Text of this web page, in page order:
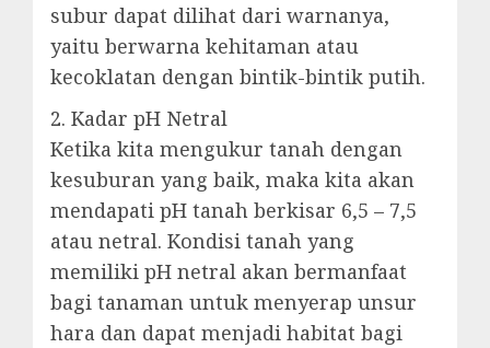
subur dapat dilihat dari warnanya,
yaitu berwarna kehitaman atau
kecoklatan dengan bintik-bintik putih.
2. Kadar pH Netral
Ketika kita mengukur tanah dengan
kesuburan yang baik, maka kita akan
mendapati pH tanah berkisar 6,5 – 7,5
atau netral. Kondisi tanah yang
memiliki pH netral akan bermanfaat
bagi tanaman untuk menyerap unsur
hara dan dapat menjadi habitat bagi